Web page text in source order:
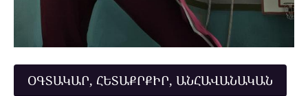
ՕԳՏԱԿԱՐ, ՀԵՏԱՔՐՔԻՐ, ԱՆՀԱՎԱՆԱԿԱՆ